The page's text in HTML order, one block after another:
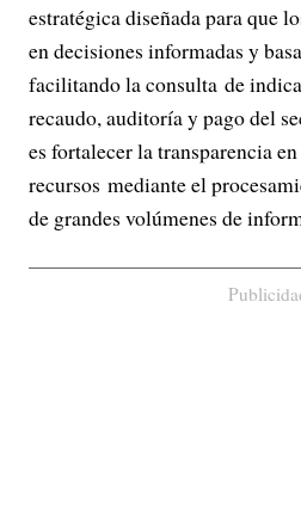
estratégica diseñada para que
en decisiones informadas y
facilitando la consulta de
recaudo, auditoría y pago del
es fortalecer la transparencia
recursos mediante el
de grandes volúmenes de